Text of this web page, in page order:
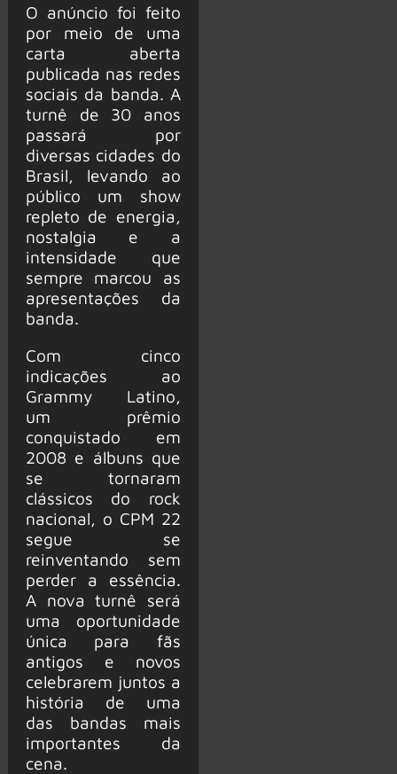
O anúncio foi feito
por meio de uma
carta aberta
publicada nas redes
sociais da banda. A
turnê de 30 anos
passará por
diversas cidades do
Brasil, levando ao
público um show
repleto de energia,
nostalgia e a
intensidade que
sempre marcou as
apresentações da
banda.
Com cinco
indicações ao
Grammy Latino,
um prêmio
conquistado em
2008 e álbuns que
se tornaram
clássicos do rock
nacional, o CPM 22
segue se
reinventando sem
perder a essência.
A nova turnê será
uma oportunidade
única para fãs
antigos e novos
celebrarem juntos a
história de uma
das bandas mais
importantes da
cena.